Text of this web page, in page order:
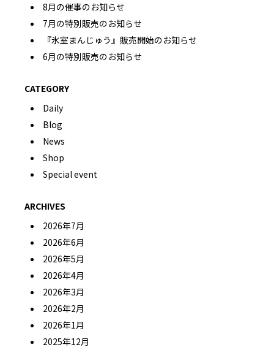
8月の催事のお知らせ
7月の特別販売のお知らせ
『氷室まんじゅう』販売開始のお知らせ
6月の特別販売のお知らせ
CATEGORY
Daily
Blog
News
Shop
Special event
ARCHIVES
2026年7月
2026年6月
2026年5月
2026年4月
2026年3月
2026年2月
2026年1月
2025年12月